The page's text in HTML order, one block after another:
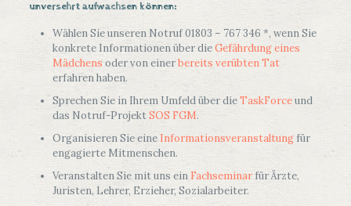
unversehrt aufwachsen können:
Wählen Sie unseren Notruf 01803 – 767 346 *, wenn Sie
konkrete Informationen über dieGefährdung eines
Mädchens oder von einerbereits verübten Tat
erfahren haben.
Sprechen Sie in Ihrem Umfeld über dieTaskForceund
das Notruf-ProjektSOS FGM.
Organisieren Sie eine Informationsveranstaltungfür
engagierte Mitmenschen.
Veranstalten Sie mit uns ein Fachseminarfür Ärzte,
Juristen, Lehrer, Erzieher, Sozialarbeiter.